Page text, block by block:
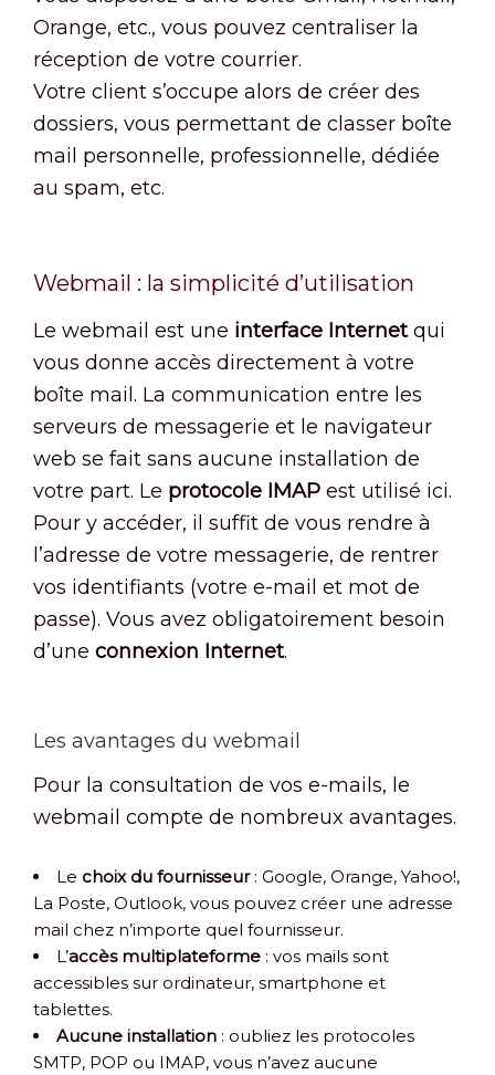
Orange, etc., vous pouvez centraliser la
réception de votre courrier.
Votre client s’occupe alors de créer des
dossiers, vous permettant de classer boîte
mail personnelle, professionnelle, dédiée
au spam, etc.
Webmail : la simplicité d’utilisation
Le webmail est une interface Internetqui
vous donne accès directement à votre
boîte mail. La communication entre les
serveurs de messagerie et le navigateur
web se fait sans aucune installation de
votre part. Le protocole IMAP est utilisé ici.
Pour y accéder, il suffit de vous rendre à
l’adresse de votre messagerie, de rentrer
vos identifiants (votre e-mail et mot de
passe). Vous avez obligatoirement besoin
d’une connexion Internet.
Les avantages du webmail
Pour la consultation de vos e-mails, le
webmail compte de nombreux avantages.
Le choix du fournisseur: Google, Orange, Yahoo!,
La Poste, Outlook, vous pouvez créer une adresse
mail chez n’importe quel fournisseur.
L’accès multiplateforme : vos mails sont
accessibles sur ordinateur, smartphone et
tablettes.
Aucune installation : oubliez les protocoles
SMTP, POP ou IMAP, vous n’avez aucune